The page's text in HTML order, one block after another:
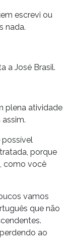
escrevi ou
nada.
a José Brasil.
plena atividade
possível
porque
como você
vamos
que não
ao